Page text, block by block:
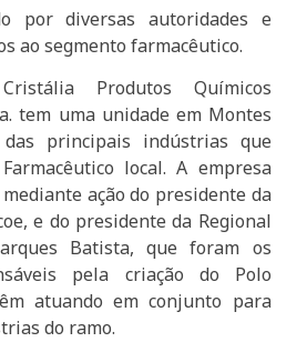
por diversas autoridades e
ao segmento farmacêutico.
Produtos Químicos
tem uma unidade em Montes
principais indústrias que
local. A empresa
ação do presidente da
e do presidente da Regional
Batista, que foram os
pela criação do Polo
atuando em conjunto para
do ramo.